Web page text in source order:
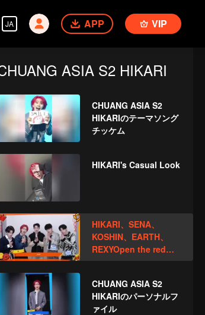
JA APP VIP
ASIA S2 HIKARI
CHUANG ASIA S2
HIKARIのテーマソング
チッケム
HIKARI's Casual Look
HIKARI、SENA、
KOSHIN、EARTH、
REXYOpen the red
envelopes in the New
the luck together!
CHUANG ASIA S2
HIKARIのパーソナルフ
ァイル